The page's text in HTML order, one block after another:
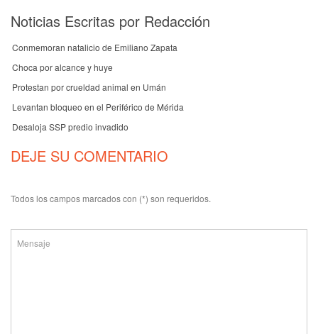
Noticias Escritas por Redacción
Conmemoran natalicio de Emiliano Zapata
Choca por alcance y huye
Protestan por crueldad animal en Umán
Levantan bloqueo en el Periférico de Mérida
Desaloja SSP predio invadido
DEJE SU COMENTARIO
Todos los campos marcados con (*) son requeridos.